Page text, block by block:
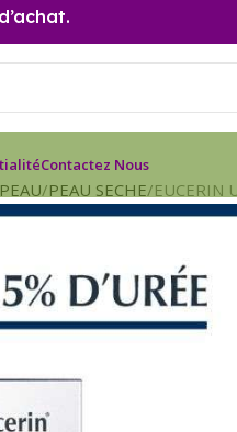
Contactez Nous
PEAU SECHE EUCERIN